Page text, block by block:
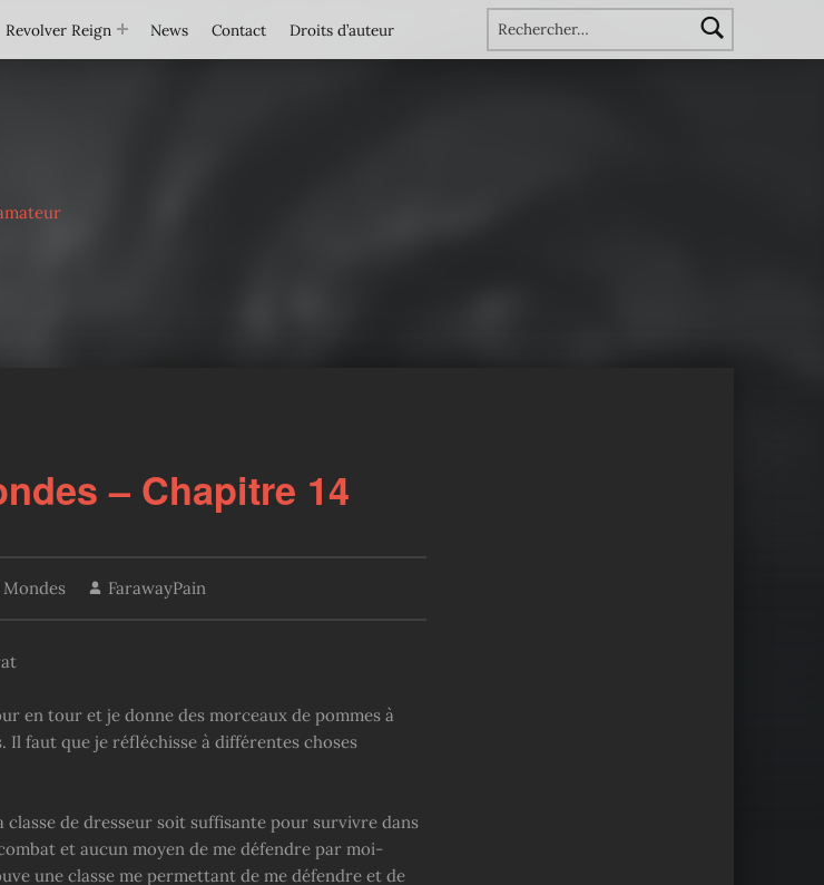
Rechercher :
Revolver Reign News Contact Droits d’auteur
– Chapitre 14
FarawayPain
en tour et je donne des morceaux de pommes à
Il faut que je réfléchisse à différentes choses
classe de dresseur soit suffisante pour survivre dans
et aucun moyen de me défendre par moi-
une classe me permettant de me défendre et de